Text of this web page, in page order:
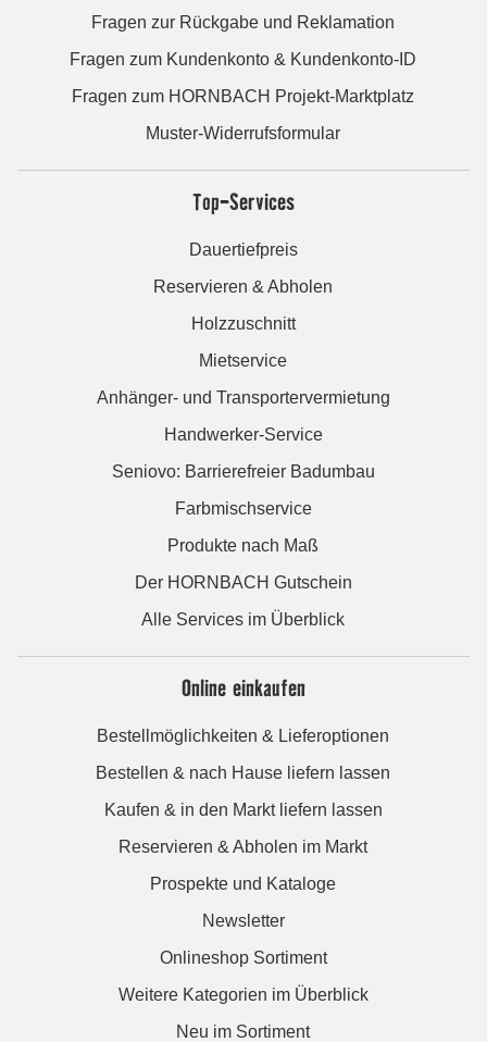
Fragen zur Rückgabe und Reklamation
Fragen zum Kundenkonto & Kundenkonto-ID
Fragen zum HORNBACH Projekt-Marktplatz
Muster-Widerrufsformular
Top-Services
Dauertiefpreis
Reservieren & Abholen
Holzzuschnitt
Mietservice
Anhänger- und Transportervermietung
Handwerker-Service
Seniovo: Barrierefreier Badumbau
Farbmischservice
Produkte nach Maß
Der HORNBACH Gutschein
Alle Services im Überblick
Online einkaufen
Bestellmöglichkeiten & Lieferoptionen
Bestellen & nach Hause liefern lassen
Kaufen & in den Markt liefern lassen
Reservieren & Abholen im Markt
Prospekte und Kataloge
Newsletter
Onlineshop Sortiment
Weitere Kategorien im Überblick
Neu im Sortiment